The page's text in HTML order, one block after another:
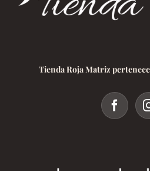
Tienda Roja Matriz